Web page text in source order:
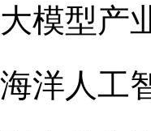
大模型产
海洋人工